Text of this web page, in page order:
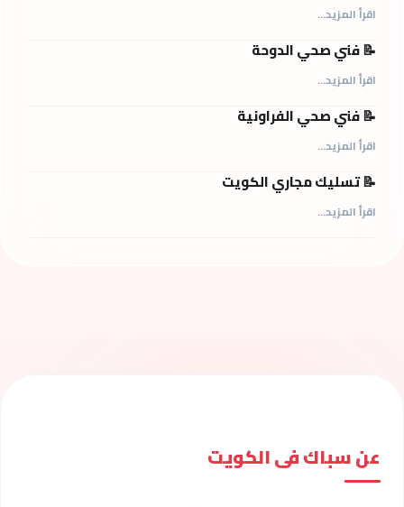
اقرأ المزيد...
📝 فني صحي الدوحة
اقرأ المزيد...
📝 فني صحي الفراونية
اقرأ المزيد...
📝 تسليك مجاري الكويت
اقرأ المزيد...
عن سباك فى الكويت